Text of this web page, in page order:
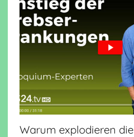
Warum explodieren die